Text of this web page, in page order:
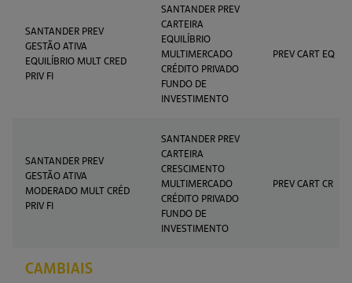
SANTANDER PREV
GESTÃO ATIVA
EQUILÍBRIO MULT CRED
PRIV FI
SANTANDER PREV
CARTEIRA
EQUILÍBRIO
MULTIMERCADO
CRÉDITO PRIVADO
FUNDO DE
INVESTIMENTO
PREV CART EQ
SANTANDER PREV
GESTÃO ATIVA
MODERADO MULT CRÉD
PRIV FI
SANTANDER PREV
CARTEIRA
CRESCIMENTO
MULTIMERCADO
CRÉDITO PRIVADO
FUNDO DE
INVESTIMENTO
PREV CART CR
CAMBIAIS